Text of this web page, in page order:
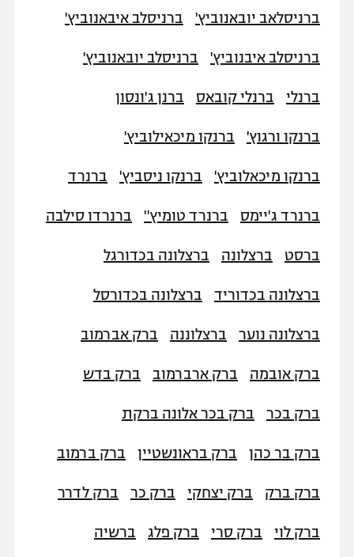
ברניסלאב יובאנוביץ' ברניסלב איבאנוביץ'
ברניסלב איבנוביץ' ברניסלב יובאנוביץ'
ברנלי ברנלי קובאס ברנן ג'ונסון
ברנקו ורגוץ' ברנקו מיכאילוביץ'
ברנקו מיכאלוביץ' ברנקו ניסביץ' ברנרד
ברנרד ג'יימס ברנרד טומיץ'' ברנרדו סילבה
ברסט ברצלונה ברצלונה בכדורגל
ברצלונה בכדוריד ברצלונה בכדורסל
ברצלונה נוער ברצלוננה ברק אברמוב
ברק אובמה ברק ארברמוב ברק בדש
ברק בכר ברק בכר אלונה ברקת
ברק בר כהן ברק בראונשטיין ברק ברמוב
ברק ברק ברק יצחקי ברק כר ברק לדרר
ברק לוי ברק סרי ברק פלג ברשיה